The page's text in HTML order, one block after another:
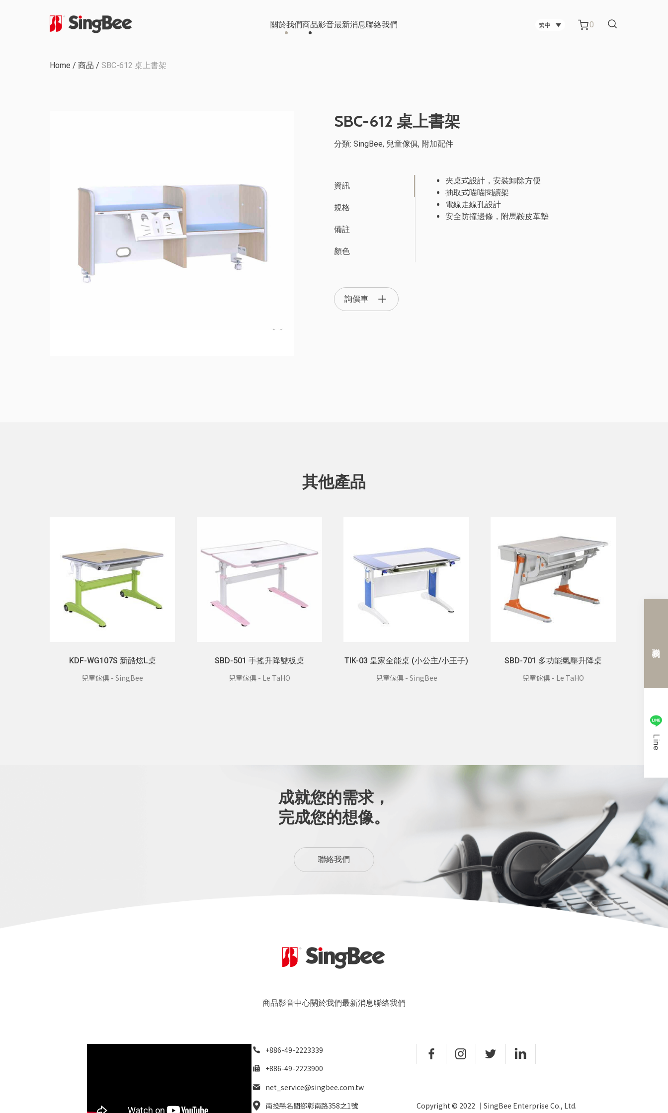
關於我們
OTS 辦公系統家具
OA 隔間屏風系統
商品
醫療輔具器材
影音最新消息聯絡我們 繁中 0
Home / 商品 / SBC-612 桌上書架
SBC-612 桌上書架
分類: SingBee, 兒童傢俱, 附加配件
資訊
規格
備註
顏色
夾桌式設計，安裝卸除方便
抽取式喵喵閱讀架
電線走線孔設計
安全防撞邊條，附馬鞍皮革墊
詢價車
其他產品
KDF-WG107S 新酷炫L桌
兒童傢俱 - SingBee
SBD-501 手搖升降雙板桌
兒童傢俱 - Le TaHO
TIK-03 皇家全能桌 (小公主/小王子)
兒童傢俱 - SingBee
SBD-701 多功能氣壓升降桌
兒童傢俱 - Le TaHO
成就您的需求，
完成您的想像。
聯絡我們
商品影音中心關於我們最新消息聯絡我們
+886-49-2223339
+886-49-2223900
net_service@singbee.com.tw
南投縣名間鄉彰南路358之1號
Copyright © 2022 ｜SingBee Enterprise Co., Ltd.
Line